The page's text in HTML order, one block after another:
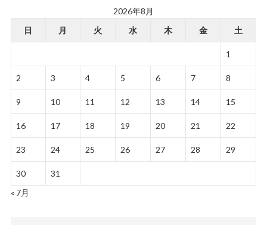
2026年8月
日
月 火 水 木 金 土
1
2 3 4 5 6 7 8
9 10 11 12 13 14 15
16 17 18 19 20 21 22
23 24 25 26 27 28 29
30
31
« 7月